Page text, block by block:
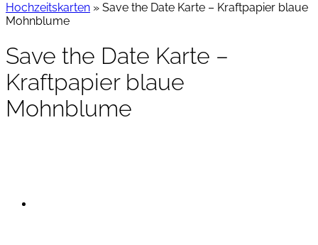
Hochzeitskarten » Save the Date Karte – Kraftpapier blaue
Mohnblume
Save the Date Karte –
Kraftpapier blaue
Mohnblume